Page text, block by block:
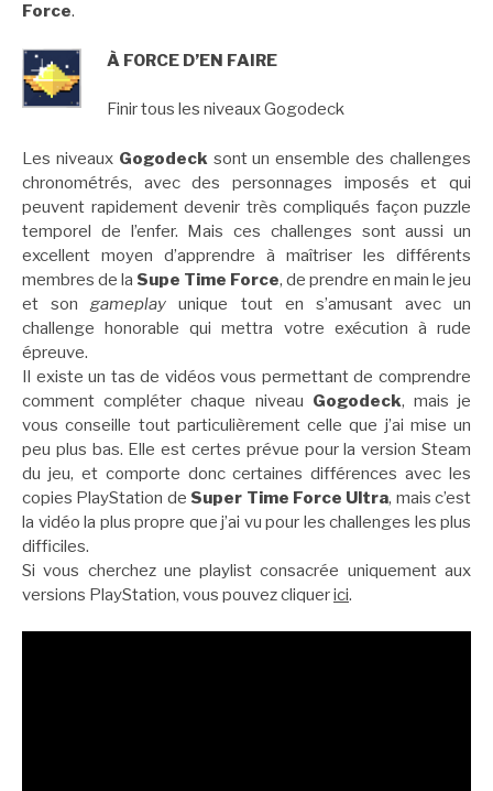
Force.
À FORCE D’EN FAIRE
Finir tous les niveaux Gogodeck
Les niveaux Gogodecksont un ensemble des challenges
chronométrés, avec des personnages imposés et qui
peuvent rapidement devenir très compliqués façon puzzle
temporel de l’enfer. Mais ces challenges sont aussi un
excellent moyen d’apprendre à maîtriser les différents
membres de la Supe Time Force, de prendre en main le jeu
et songameplay unique tout en s’amusant avec un
challenge honorable qui mettra votre exécution à rude
épreuve.
Il existe un tas de vidéos vous permettant de comprendre
comment compléter chaque niveau Gogodeck, mais je
vous conseille tout particulièrement celle que j’ai mise un
peu plus bas. Elle est certes prévue pour la version Steam
du jeu, et comporte donc certaines différences avec les
copies PlayStation de Super Time Force Ultra, mais c’est
la vidéo la plus propre que j’ai vu pour les challenges les plus
difficiles.
Si vous cherchez une playlist consacrée uniquement aux
versions PlayStation, vous pouvez cliquerici.